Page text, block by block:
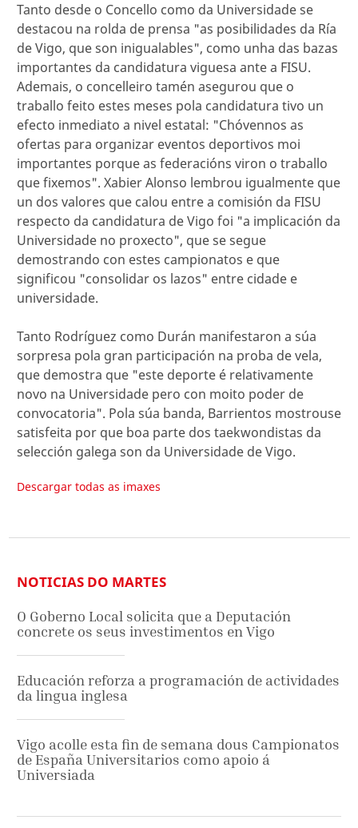
Tanto desde o Concello como da Universidade se
destacou na rolda de prensa "as posibilidades da Ría
de Vigo, que son inigualables", como unha das bazas
importantes da candidatura viguesa ante a FISU.
Ademais, o concelleiro tamén asegurou que o
traballo feito estes meses pola candidatura tivo un
efecto inmediato a nivel estatal: "Chóvennos as
ofertas para organizar eventos deportivos moi
importantes porque as federacións viron o traballo
que fixemos". Xabier Alonso lembrou igualmente que
un dos valores que calou entre a comisión da FISU
respecto da candidatura de Vigo foi "a implicación da
Universidade no proxecto", que se segue
demostrando con estes campionatos e que
significou "consolidar os lazos" entre cidade e
universidade.
Tanto Rodríguez como Durán manifestaron a súa
sorpresa pola gran participación na proba de vela,
que demostra que "este deporte é relativamente
novo na Universidade pero con moito poder de
convocatoria". Pola súa banda, Barrientos mostrouse
satisfeita por que boa parte dos taekwondistas da
selección galega son da Universidade de Vigo.
Descargar todas as imaxes
NOTICIAS DO MARTES
O Goberno Local solicita que a Deputación
concrete os seus investimentos en Vigo
Educación reforza a programación de actividades
da lingua inglesa
Vigo acolle esta fin de semana dous Campionatos
de España Universitarios como apoio á
Universiada